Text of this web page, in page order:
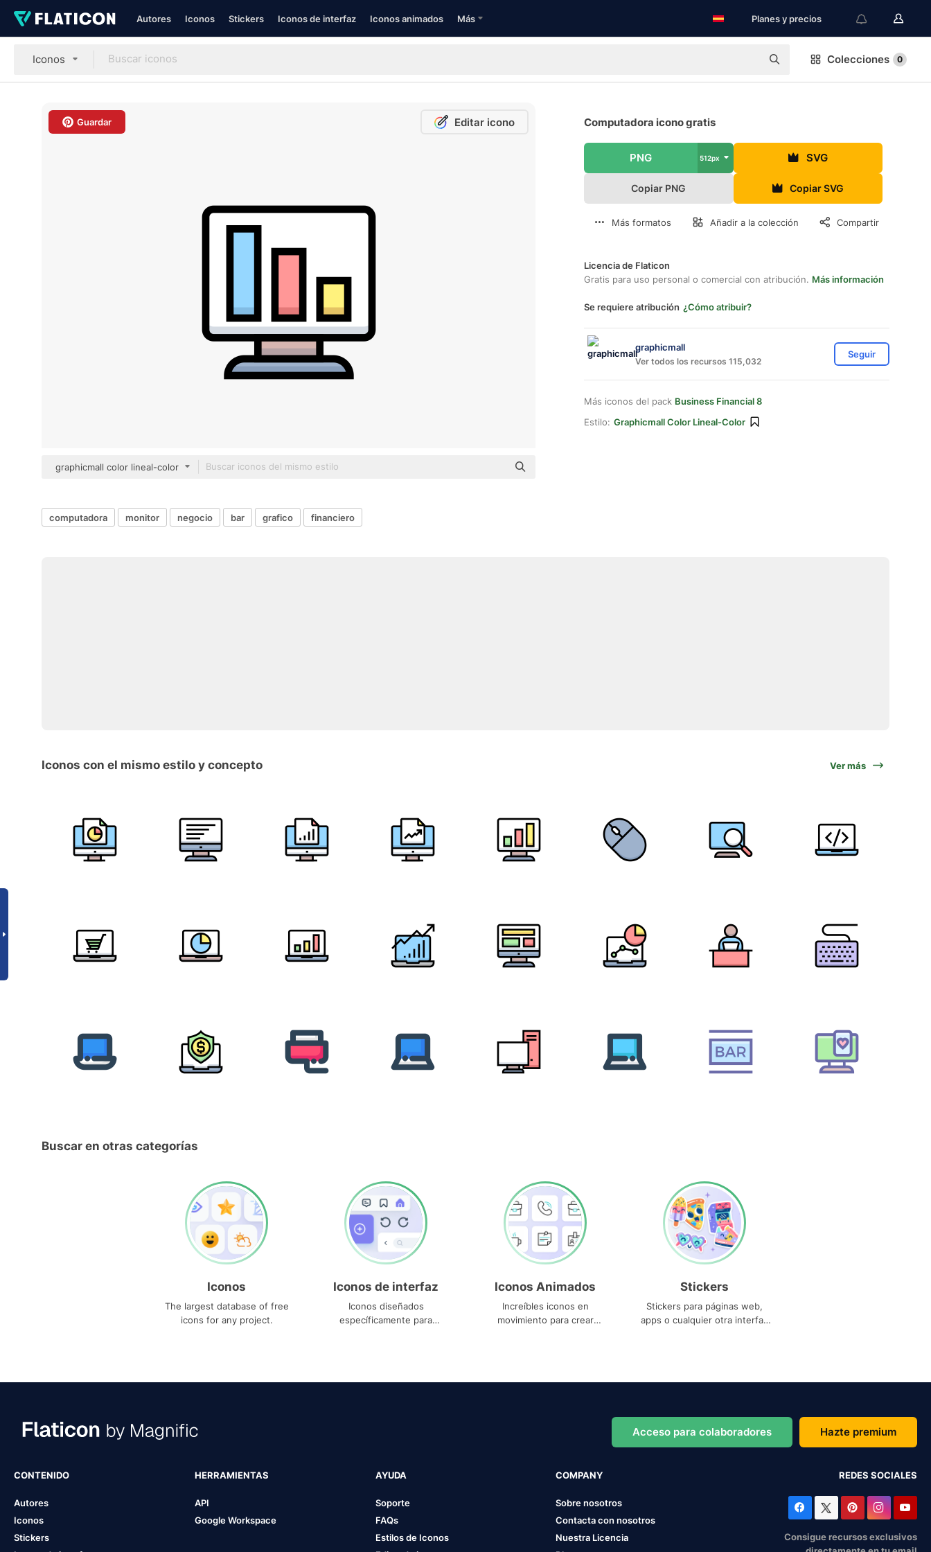
Autores Iconos Stickers Iconos de interfaz Iconos animados Más Planes y precios
Iconos Colecciones 0
Guardar Editar icono
graphicmall color lineal-color
Computadora icono gratis
PNG 512px SVG
Copiar PNG Copiar SVG
Más formatos Añadir a la colección Compartir
Licencia de Flaticon
Gratis para uso personal o comercial con atribución. Más información
Se requiere atribución ¿Cómo atribuir?
graphicmall
Ver todos los recursos 115,032
Seguir
Más iconos del pack Business Financial 8
Estilo: Graphicmall Color Lineal-Color
computadora monitor negocio bar grafico financiero
Iconos con el mismo estilo y concepto Ver más
Buscar en otras categorías
Iconos
The largest database of free
icons for any project.
Iconos de interfaz
Iconos diseñados
específicamente para
Iconos Animados
Increíbles iconos en
movimiento para crear
Stickers
Stickers para páginas web,
apps o cualquier otra interfaz
Acceso para colaboradores Hazte premium
CONTENIDO
Autores
Iconos
Stickers
HERRAMIENTAS
API
Google Workspace
AYUDA
Soporte
FAQs
Estilos de Iconos
COMPANY
Sobre nosotros
Contacta con nosotros
Nuestra Licencia
REDES SOCIALES
Consigue recursos exclusivos